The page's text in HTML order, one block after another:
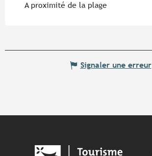
A proximité de la plage
Signaler une erreur